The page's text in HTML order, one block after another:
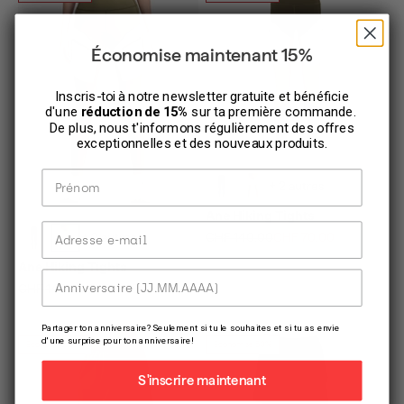
+ 2 autres
Ane Hiking Tights
Prix normal
CHF 140.00Prix de vente
CHF 70.00
Economise 30%
Économise maintenant 15%
Inscris-toi à notre newsletter gratuite et bénéficie
d'une réduction de 15% sur ta première commande.
De plus, nous t'informons régulièrement des offres
exceptionnelles et des nouveaux produits.
Prénom
Adresse e-mail
Partager ton anniversaire? Seulement si tu le souhaites et si tu as envie
d'une surprise pour ton anniversaire!
S'inscrire maintenant